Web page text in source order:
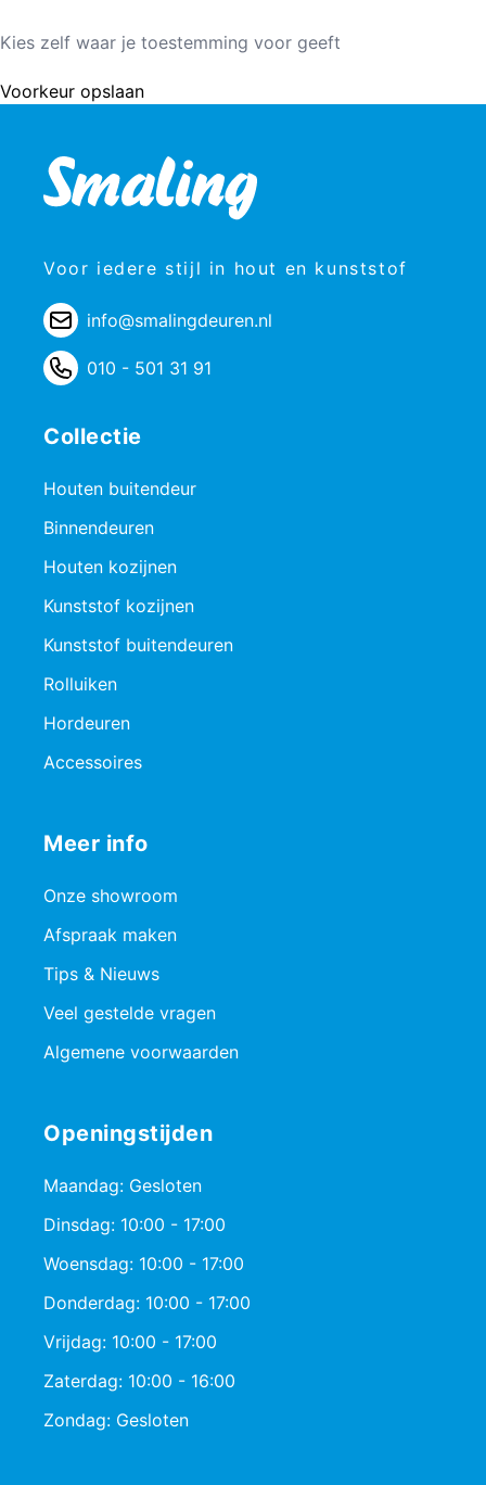
Kies zelf waar je toestemming voor geeft
Voorkeur opslaan
Voor iedere stijl in hout en kunststof
info@smalingdeuren.nl
010 - 501 31 91
Collectie
Houten buitendeur
Binnendeuren
Houten kozijnen
Kunststof kozijnen
Kunststof buitendeuren
Rolluiken
Hordeuren
Accessoires
Meer info
Onze showroom
Afspraak maken
Tips & Nieuws
Veel gestelde vragen
Algemene voorwaarden
Openingstijden
Maandag: Gesloten
Dinsdag: 10:00 - 17:00
Woensdag: 10:00 - 17:00
Donderdag: 10:00 - 17:00
Vrijdag: 10:00 - 17:00
Zaterdag: 10:00 - 16:00
Zondag: Gesloten